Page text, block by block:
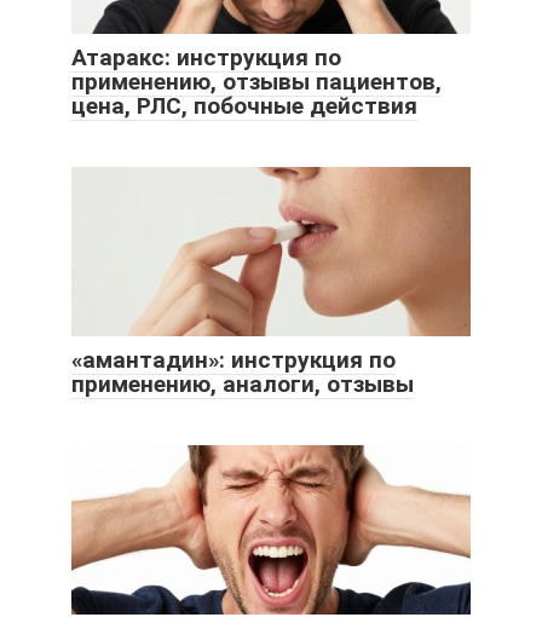
Атаракс: инструкция по
применению, отзывы пациентов,
цена, РЛС, побочные действия
«амантадин»: инструкция по
применению, аналоги, отзывы